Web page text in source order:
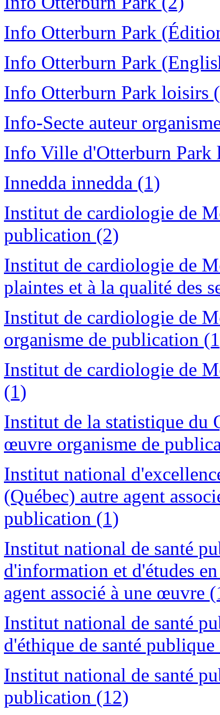
Info Otterburn Park
Info Otterburn Park
Info Otterburn Park loisirs
Info-Secte auteur
Info Ville d'Otterburn Park
Innedda innedda (1)
Institut de cardiologie de
publication (2)
Institut de cardiologie de
plaintes et à la qualité des
Institut de cardiologie de
organisme de publication
Institut de cardiologie de
(1)
Institut de la statistique du
œuvre organisme de
Institut national
(Québec) autre agent
publication (1)
Institut national de santé
d'information et d'études
agent associé à une œuvre
Institut national de santé
d'éthique de santé
Institut national de santé
publication (12)